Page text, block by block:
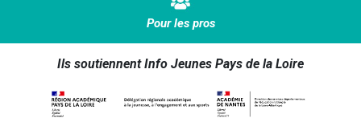
Pour les pros
Ils soutiennent Info Jeunes Pays de la Loire